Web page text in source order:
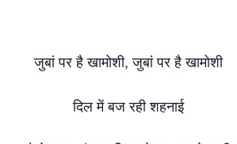
जुबां पर है खामोशी,जुबां पर है खामोशी
दिल में बज रही शहनाई